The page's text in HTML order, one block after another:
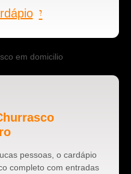
pessoas, o cardápio
completo com entradas